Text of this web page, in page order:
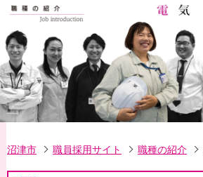
沼津市 職員採用サイト 職種の紹介